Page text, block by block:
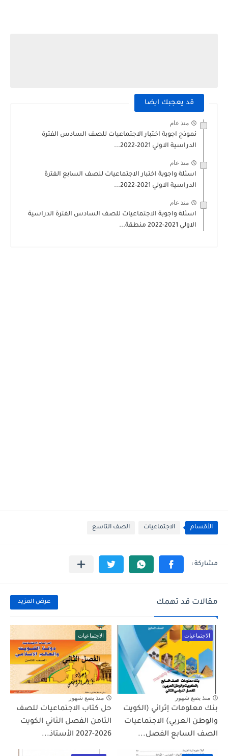
قد يعجبك ايضا
منذ عام
نموذج اجوبة اختبار الاجتماعيات للصف السادس الفترة
الدراسية الاولي 2021-2022...
منذ عام
اسئلة واجوبة اختبار الاجتماعيات للصف السابع الفترة
الدراسية الاولي 2021-2022...
منذ عام
اسئلة واجوبة الاجتماعيات للصف السادس الفترة الدراسية
الاولي 2021-2022 منطقة...
الأقسام الاجتماعيات الصف التاسع
مقالات قد تهمك عرض المزيد
الاجتماعيات
منذ بضع شهور
بنك معلومات إثرائي (الكويت
والوطن العربي) الاجتماعيات
الصف السابع الفصل...
الاجتماعيات
منذ بضع شهور
حل كتاب الاجتماعيات للصف
الثامن الفصل الثاني الكويت
2026-2027 الأستاذ...